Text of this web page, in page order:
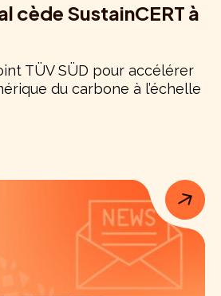
cède SustainCERT à
TÜV SÜD pour accélérer
du carbone à l’échelle